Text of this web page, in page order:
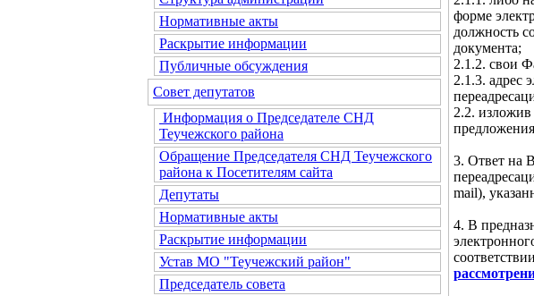
Нормативные акты
Раскрытие информации
Публичные обсуждения
Совет депутатов
Информация о Председателе СНД
Теучежского района
Обращение Председателя СНД Теучежского
района к Посетителям сайта
Депутаты
Нормативные акты
Раскрытие информации
Устав МО "Теучежский район"
Председатель совета
форме
должность
документа;
2.1.2. свои
2.1.3. адрес
2.2. изложив
3. Ответ на
mail),
4. В
соответствии